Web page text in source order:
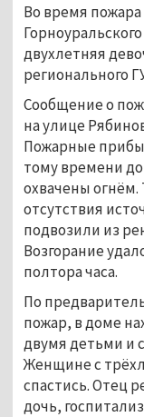
Во время
двухлетняя
регионального
Сообщение о
на улице
Пожарные
тому времени
охвачены
отсутствия
подвозили из
Возгорание
полтора часа.
По
пожар, в доме
двумя детьми и
Женщине с
спастись. Отец
дочь,